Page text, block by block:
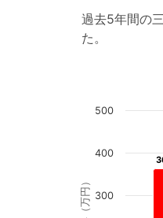
過去5年間の
た。
300
400
500